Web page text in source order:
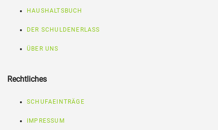
HAUSHALTSBUCH
DER SCHULDENERLASS
ÜBER UNS
Rechtliches
SCHUFAEINTRÄGE
IMPRESSUM